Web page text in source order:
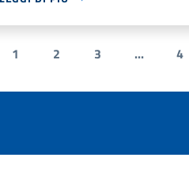
precedente
1 2 3 ... 4